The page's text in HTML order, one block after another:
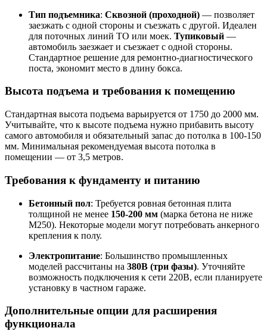
Тип подъемника: Сквозной (проходной) — позволяет
заезжать с одной стороны и съезжать с другой. Идеален
для поточных линий ТО или моек. Тупиковый —
автомобиль заезжает и съезжает с одной стороны.
Стандартное решение для ремонтно-диагностического
поста, экономит место в длину бокса.
Высота подъема и требования к помещению
Стандартная высота подъема варьируется от 1750 до 2000 мм.
Учитывайте, что к высоте подъема нужно прибавить высоту
самого автомобиля и обязательный запас до потолка в 100-150
мм. Минимальная рекомендуемая высота потолка в
помещении — от 3,5 метров.
Требования к фундаменту и питанию
Бетонный пол: Требуется ровная бетонная плита
толщиной не менее 150-200 мм (марка бетона не ниже
М250). Некоторые модели могут потребовать анкерного
крепления к полу.
Электропитание: Большинство промышленных
моделей рассчитаны на 380В (три фазы). Уточняйте
возможность подключения к сети 220В, если планируете
установку в частном гараже.
Дополнительные опции для расширения
функционала